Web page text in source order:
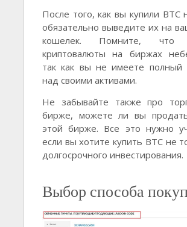
После того, как вы купили BTC
обязательно выведите их на
кошелек. Помните, что
криптовалюты на биржах
так как вы не имеете полный
над своими активами.
Не забывайте также про
бирже, можете ли вы
этой бирже. Все это нужно
если вы хотите купить BTC не
долгосрочного инвестирования.
Выбор способа